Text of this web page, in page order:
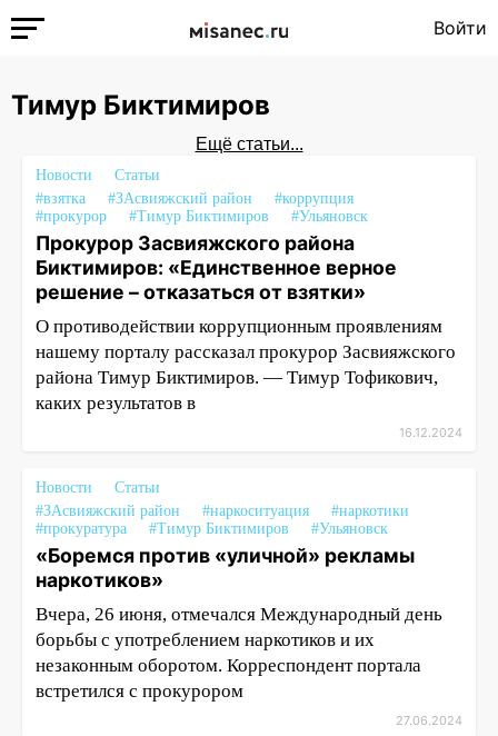
Войти
Тимур Биктимиров
Ещё статьи...
Новости
Статьи
#взятка
#ЗАсвияжский район
#коррупция
#прокурор
#Тимур Биктимиров #Ульяновск
Прокурор Засвияжского района
Биктимиров: «Единственное верное
решение – отказаться от взятки»
О противодействии коррупционным проявлениям
нашему порталу рассказал прокурор Засвияжского
района Тимур Биктимиров. — Тимур Тофикович,
каких результатов в
16.12.2024
Новости
Статьи
#ЗАсвияжский район
#наркоситуация
#наркотики
#прокуратура
#Тимур Биктимиров #Ульяновск
«Боремся против «уличной» рекламы
наркотиков»
Вчера, 26 июня, отмечался Международный день
борьбы с употреблением наркотиков и их
незаконным оборотом. Корреспондент портала
встретился с прокурором
27.06.2024